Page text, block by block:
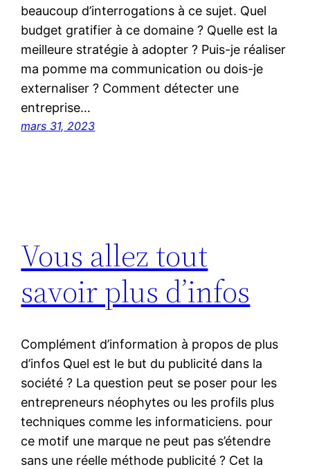
beaucoup d’interrogations à ce sujet. Quel
budget gratifier à ce domaine ? Quelle est la
meilleure stratégie à adopter ? Puis-je réaliser
ma pomme ma communication ou dois-je
externaliser ? Comment détecter une
entreprise…
mars 31, 2023
Vous allez tout
savoir plus d’infos
Complément d’information à propos de plus
d’infos Quel est le but du publicité dans la
société ? La question peut se poser pour les
entrepreneurs néophytes ou les profils plus
techniques comme les informaticiens. pour
ce motif une marque ne peut pas s’étendre
sans une réelle méthode publicité ? Cet la